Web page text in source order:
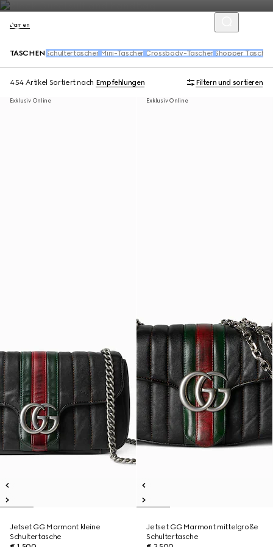
Damen
TASCHEN Schultertaschen Mini-Taschen Crossbody-Taschen Shopper Taschen
454 Artikel Sortiert nach Empfehlungen Filtern und sortieren
Exklusiv Online
Jetset GG Marmont kleine
Schultertasche
Exklusiv Online
Jetset GG Marmont mittelgroße
Schultertasche